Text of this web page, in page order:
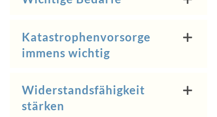
Katastrophenvorsorge
immens wichtig
Widerstandsfähigkeit
stärken